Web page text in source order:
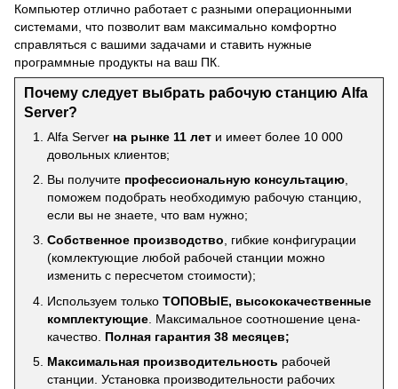
Компьютер отлично работает с разными операционными
системами, что позволит вам максимально комфортно
справляться с вашими задачами и ставить нужные
программные продукты на ваш ПК.
Почему следует выбрать рабочую станцию Alfa
Server?
Alfa Server на рынке 11 лет и имеет более 10 000
довольных клиентов;
Вы получите профессиональную консультацию
поможем подобрать необходимую рабочую станцию,
если вы не знаете, что вам нужно;
Собственное производство, гибкие конфигурации
(комлектующие любой рабочей станции можно
изменить с пересчетом стоимости);
Используем только ТОПОВЫЕ, высококачественные
комплектующие . Максимальное соотношение цена-
качество. Полная гарантия 38 месяцев;
Максимальная производительность рабочей
станции. Установка производительности рабочих